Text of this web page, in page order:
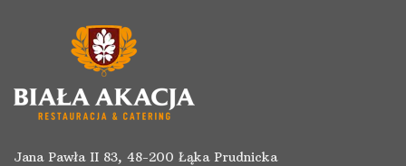
Jana Pawła II 83, 48-200 Łąka Prudnicka